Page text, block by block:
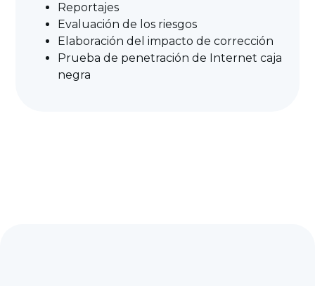
Reportajes
Evaluación de los riesgos
Elaboración del impacto de corrección
Prueba de penetración de Internet caja
negra